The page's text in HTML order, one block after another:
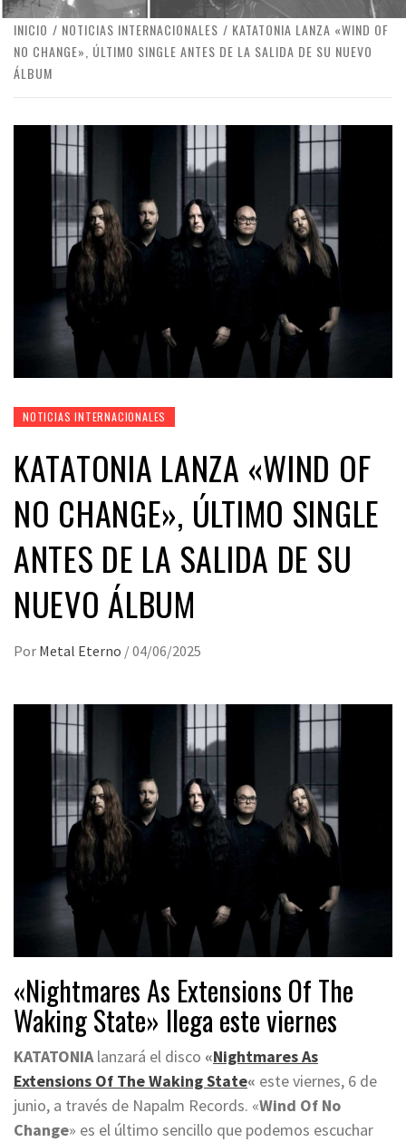
INICIO NOTICIAS INTERNACIONALES
KATATONIA LANZA «WIND OF
NO CHANGE», ÚLTIMO SINGLE ANTES DE LA SALIDA DE SU NUEVO
ÁLBUM
NOTICIAS INTERNACIONALES
KATATONIA LANZA «WIND OF
NO CHANGE», ÚLTIMO SINGLE
ANTES DE LA SALIDA DE SU
NUEVO ÁLBUM
Por Metal Eterno /04/06/2025
«Nightmares As Extensions Of The
Waking State» llega este viernes
KATATONIAlanzará el disco «Nightmares As
Extensions Of The Waking State« este viernes, 6 de
junio, a través de Napalm Records. «Wind Of No
Change» es el último sencillo que podemos escuchar